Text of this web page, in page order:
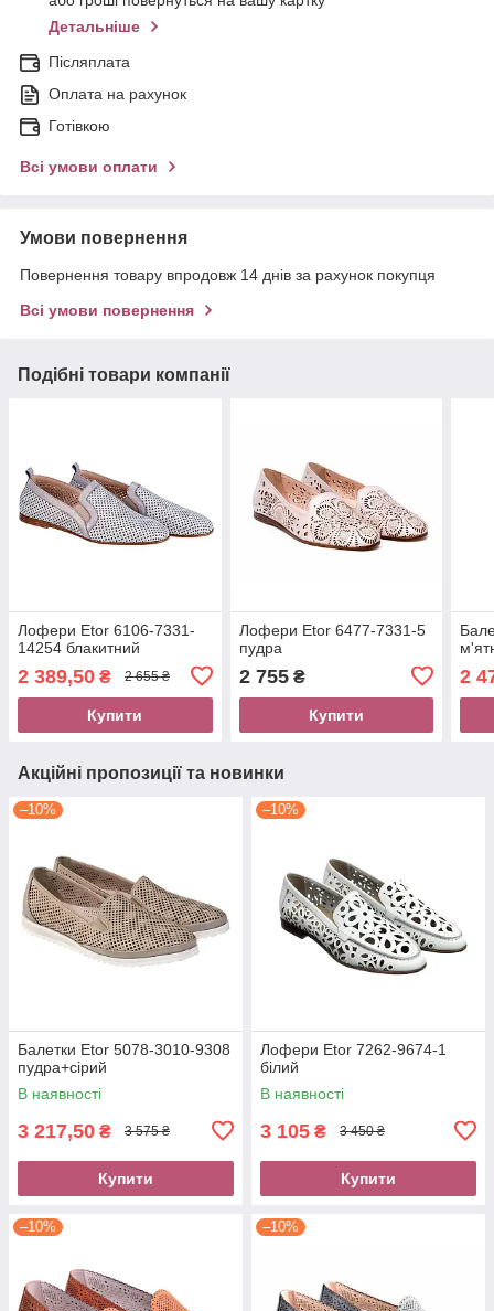
Детальніше
Післяплата
Оплата на рахунок
Готівкою
Всі умови оплати
Умови повернення
Повернення товару впродовж 14 днів за рахунок покупця
Всі умови повернення
Подібні товари компанії
Лофери Etor 6106-7331-
14254 блакитний
2 389,50 ₴ 2 655 ₴
Купити
Лофери Etor 6477-7331-5
пудра
2 755₴
Купити
2
Акційні пропозиції та новинки
–10%
Балетки Etor 5078-3010-9308
пудра+сірий
В наявності
3 217,50 ₴ 3 575 ₴
Купити
–10%
Лофери Etor 7262-9674-1
білий
В наявності
3 105 ₴ 3 450 ₴
Купити
–10% –10%